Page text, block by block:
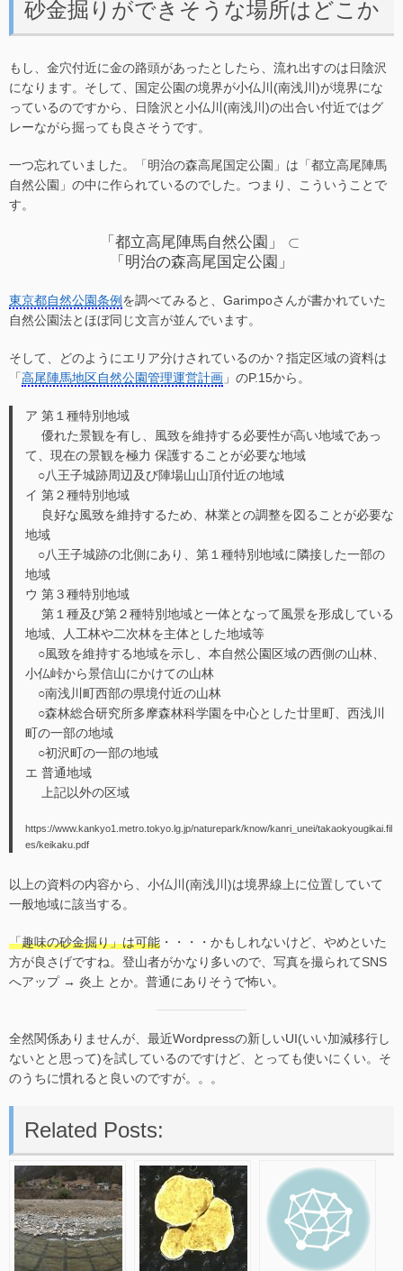
砂金掘りができそうな場所はどこか
もし、金穴付近に金の路頭があったとしたら、流れ出すのは日陰沢
になります。そして、国定公園の境界が小仏川(南浅川)が境界にな
っているのですから、日陰沢と小仏川(南浅川)の出合い付近ではグ
レーながら掘っても良さそうです。
一つ忘れていました。「明治の森高尾国定公園」は「都立高尾陣馬
自然公園」の中に作られているのでした。つまり、こういうことで
す。
「都立高尾
陣馬自然公
\subset「明
治の森高尾
国定公園」
「 都立高尾陣馬自然公園 」
⊂
「 明治の森高尾国 定公園 」
東京都自然公園条例を調べてみると、Garimpoさんが書かれていた
自然公園法とほぼ同じ文言が並んでいます。
そして、どのようにエリア分けされているのか？指定区域の資料は
「高尾陣馬地区自然公園管理運営計画 」のP.15から。
ア 第１種特別地域
優れた景観を有し、風致を維持する必要性が高い地域であっ
て、現在の景観を極力 保護することが必要な地域
○八王子城跡周辺及び陣場山山頂付近の地域
イ 第２種特別地域
良好な風致を維持するため、林業との調整を図ることが必要な
地域
○八王子城跡の北側にあり、第１種特別地域に隣接した一部の
地域
ウ 第３種特別地域
第１種及び第２種特別地域と一体となって風景を形成している
地域、人工林や二次林を主体とした地域等
○風致を維持する地域を示し、本自然公園区域の西側の山林、
小仏峠から景信山にかけての山林
○南浅川町西部の県境付近の山林
○森林総合研究所多摩森林科学園を中心とした廿里町、西浅川
町の一部の地域
○初沢町の一部の地域
エ 普通地域
上記以外の区域
https://www.kankyo1.metro.tokyo.lg.jp/naturepark/know/kanri_unei/takaokyougikai.fil
es/keikaku.pdf
以上の資料の内容から、小仏川(南浅川)は境界線上に位置していて
一般地域に該当する。
「趣味の砂金掘り」は可能 ・・・・かもしれないけど、やめといた
方が良さげですね。登山者がかなり多いので、写真を撮られてSNS
へアップ → 炎上 とか。普通にありそうで怖い。
全然関係ありませんが、最近Wordpressの新しいUI(いい加減移行し
ないとと思って)を試しているのですけど、とっても使いにくい。そ
のうちに慣れると良いのですが。。。
Related Posts: